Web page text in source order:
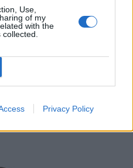
Use,
of my
with the
Privacy Policy
στον έλεγχο της
ασφαλή επιλογή για
Αν γνωρίζεις
μύθους, μπορείς
σου συνήθεια